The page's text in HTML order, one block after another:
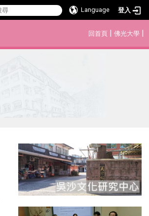
Language 登入
回首頁 | 佛光大學 |